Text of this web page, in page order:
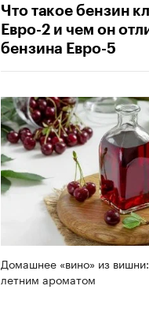
Что такое бензин
Евро-2 и чем он
бензина Евро-5
Домашнее «вино» из
летним ароматом